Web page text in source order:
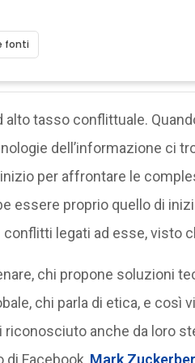
fonti
tasso conflittuale.
dell’informazione ci
per affrontare le
essere proprio quello di
legati ad esse, visto
chi propone soluzioni
chi parla di etica, e così
anche da loro
Facebook, Mark